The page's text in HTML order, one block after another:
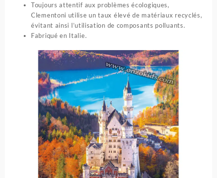
Toujours attentif aux problèmes écologiques,
Clementoni utilise un taux élevé de matériaux recyclés,
évitant ainsi l’utilisation de composants polluants.
Fabriqué en Italie.